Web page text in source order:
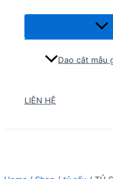
Menu
Dao cắt mẫu
LIÊN HỆ